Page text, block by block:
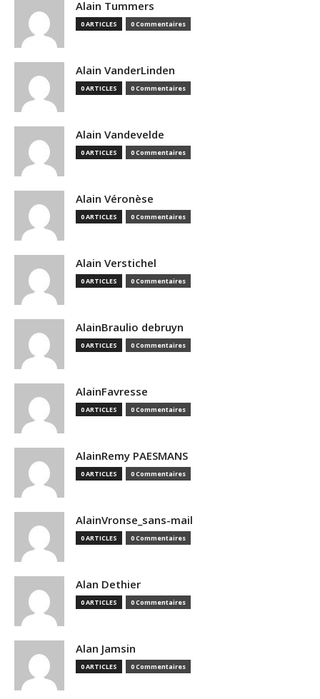
Alain Tummers
0 ARTICLES 0 Commentaires
Alain VanderLinden
0 ARTICLES 0 Commentaires
Alain Vandevelde
0 ARTICLES 0 Commentaires
Alain Véronèse
0 ARTICLES 0 Commentaires
Alain Verstichel
0 ARTICLES 0 Commentaires
AlainBraulio debruyn
0 ARTICLES 0 Commentaires
AlainFavresse
0 ARTICLES 0 Commentaires
AlainRemy PAESMANS
0 ARTICLES 0 Commentaires
AlainVronse_sans-mail
0 ARTICLES 0 Commentaires
Alan Dethier
0 ARTICLES 0 Commentaires
Alan Jamsin
0 ARTICLES 0 Commentaires